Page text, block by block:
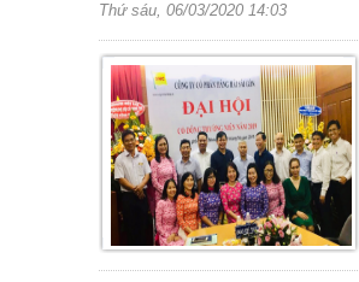
Thứ sáu, 06/03/2020 14:03